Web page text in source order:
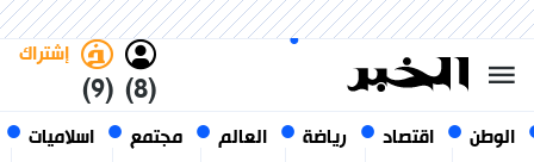
الوطن اقتصاد رياضة العالم مجتمع اسلاميات
(8)
إشتراك
(9)
أغسطس 2026
الجزائر